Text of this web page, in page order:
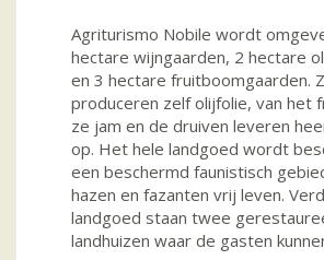
Agriturismo Nobile wordt
hectare wijngaarden, 2 hectare
en 3 hectare fruitboomgaarden.
produceren zelf olijfolie, van het
ze jam en de druiven leveren
op. Het hele landgoed wordt
een beschermd faunistisch
hazen en fazanten vrij leven.
landgoed staan twee
landhuizen waar de gasten